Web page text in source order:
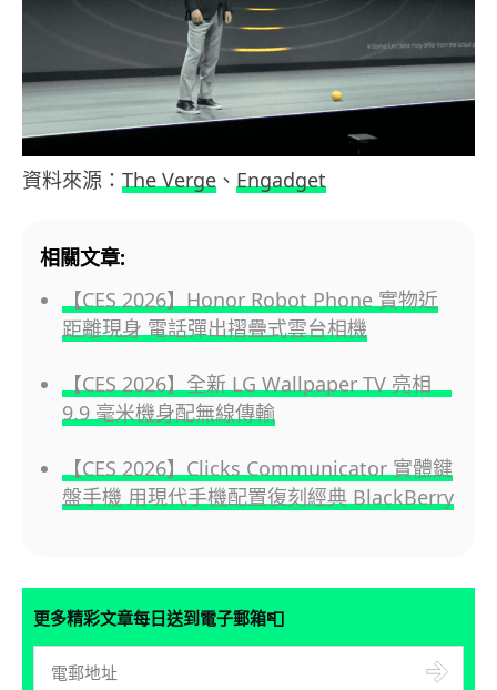
資料來源： The Verge 、 Engadget
相關文章:
【CES 2026】Honor Robot Phone 實物近
距離現身 電話彈出摺疊式雲台相機
【CES 2026】全新 LG Wallpaper TV 亮相
9.9 毫米機身配無線傳輸
【CES 2026】Clicks Communicator 實體鍵
盤手機 用現代手機配置復刻經典 BlackBerry
更多精彩文章每日送到電子郵箱📮